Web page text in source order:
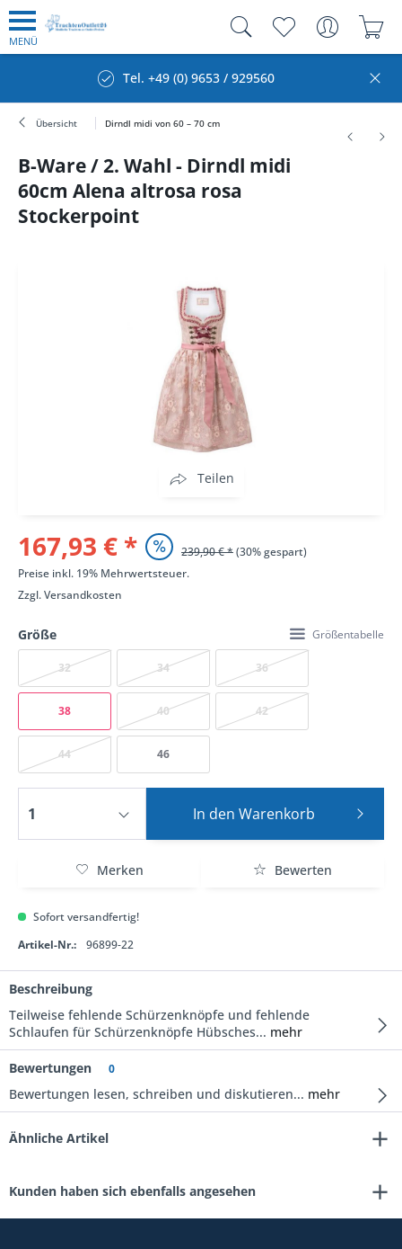
MENÜ
Tel. +49 (0) 9653 / 929560
Übersicht Dirndl midi von 60 – 70 cm
B-Ware / 2. Wahl - Dirndl midi
60cm Alena altrosa rosa
Stockerpoint
Teilen
167,93 € * 239,90 € *(30% gespart)
Preise inkl. 19% Mehrwertsteuer.
Zzgl.Versandkosten
Größe Größentabelle
32 34 36
38 40 42
44 46
In den Warenkorb
Merken Bewerten
Sofort versandfertig!
Artikel-Nr.:
96899-22
Beschreibung
Teilweise fehlende Schürzenknöpfe und fehlende
Schlaufen für Schürzenknöpfe Hübsches... mehr
Bewertungen 0
Bewertungen lesen, schreiben und diskutieren... mehr
Ähnliche Artikel
Kunden haben sich ebenfalls angesehen